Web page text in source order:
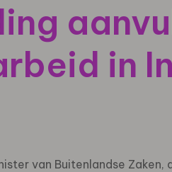
in
van Buitenlandse